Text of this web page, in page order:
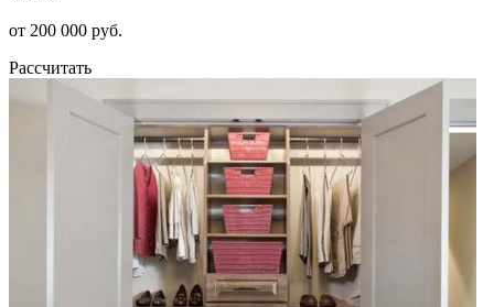
от 200 000 руб.
Рассчитать